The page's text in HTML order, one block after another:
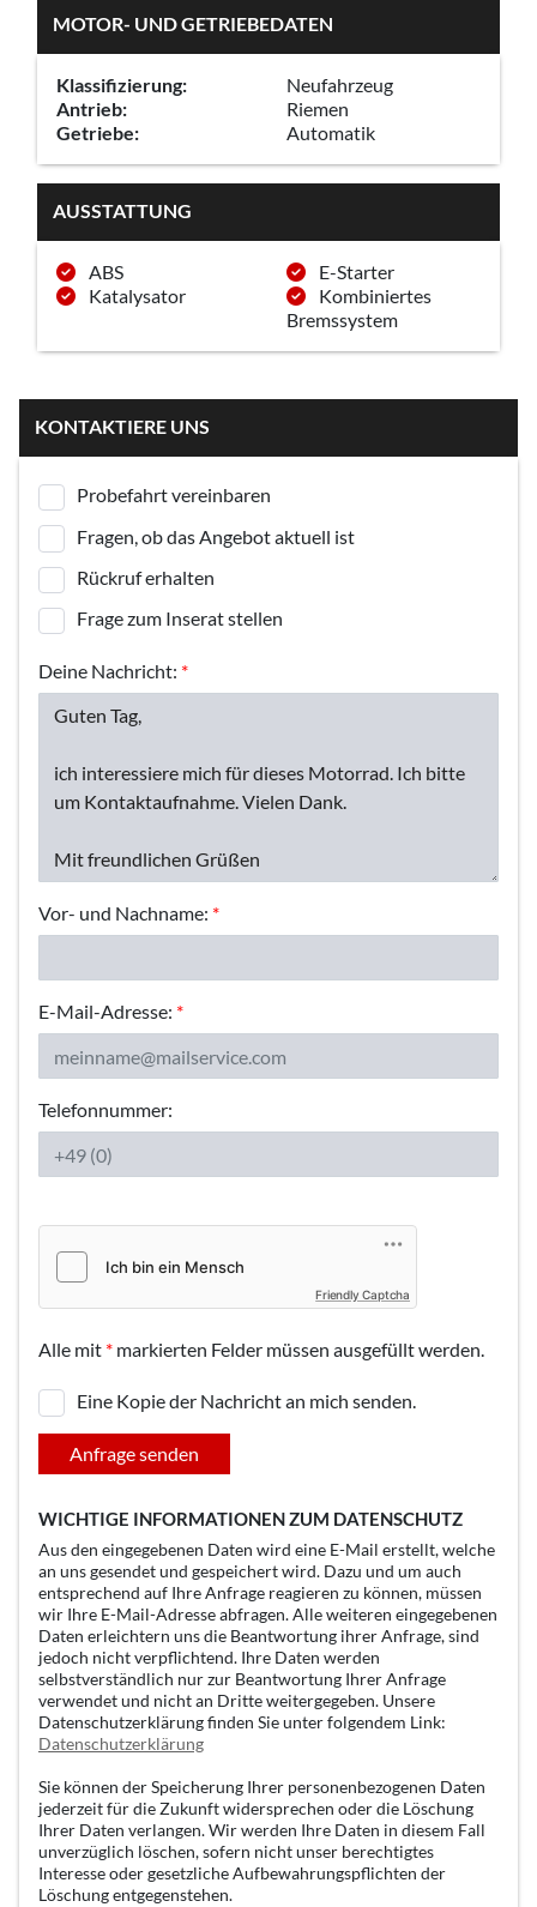
MOTOR- UND GETRIEBEDATEN
Klassifizierung:
Neufahrzeug
Antrieb:
Riemen
Getriebe:
Automatik
AUSSTATTUNG
ABS
E-Starter
Katalysator
Kombiniertes
Bremssystem
KONTAKTIERE UNS
Probefahrt vereinbaren
Fragen, ob das Angebot aktuell ist
Rückruf erhalten
Frage zum Inserat stellen
Deine Nachricht: *
Vor- und Nachname: *
E-Mail-Adresse: *
Telefonnummer:
Friendly Captcha
Alle mit * markierten Felder müssen ausgefüllt werden.
Eine Kopie der Nachricht an mich senden.
Anfrage senden
WICHTIGE INFORMATIONEN ZUM DATENSCHUTZ
Aus den eingegebenen Daten wird eine E-Mail erstellt, welche
an uns gesendet und gespeichert wird. Dazu und um auch
entsprechend auf Ihre Anfrage reagieren zu können, müssen
wir Ihre E-Mail-Adresse abfragen. Alle weiteren eingegebenen
Daten erleichtern uns die Beantwortung ihrer Anfrage, sind
jedoch nicht verpflichtend. Ihre Daten werden
selbstverständlich nur zur Beantwortung Ihrer Anfrage
verwendet und nicht an Dritte weitergegeben. Unsere
Datenschutzerklärung finden Sie unter folgendem Link:
Datenschutzerklärung
Sie können der Speicherung Ihrer personenbezogenen Daten
jederzeit für die Zukunft widersprechen oder die Löschung
Ihrer Daten verlangen. Wir werden Ihre Daten in diesem Fall
unverzüglich löschen, sofern nicht unser berechtigtes
Interesse oder gesetzliche Aufbewahrungspflichten der
Löschung entgegenstehen.